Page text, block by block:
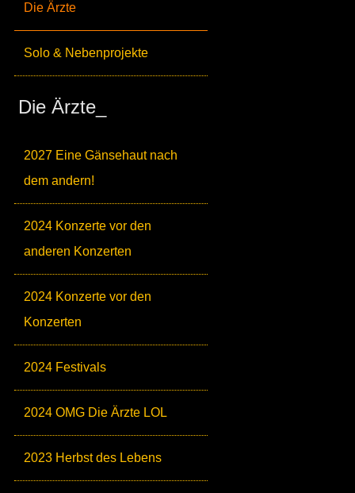
Die Ärzte
Solo & Nebenprojekte
Die Ärzte_
2027 Eine Gänsehaut nach
dem andern!
2024 Konzerte vor den
anderen Konzerten
2024 Konzerte vor den
Konzerten
2024 Festivals
2024 OMG Die Ärzte LOL
2023 Herbst des Lebens